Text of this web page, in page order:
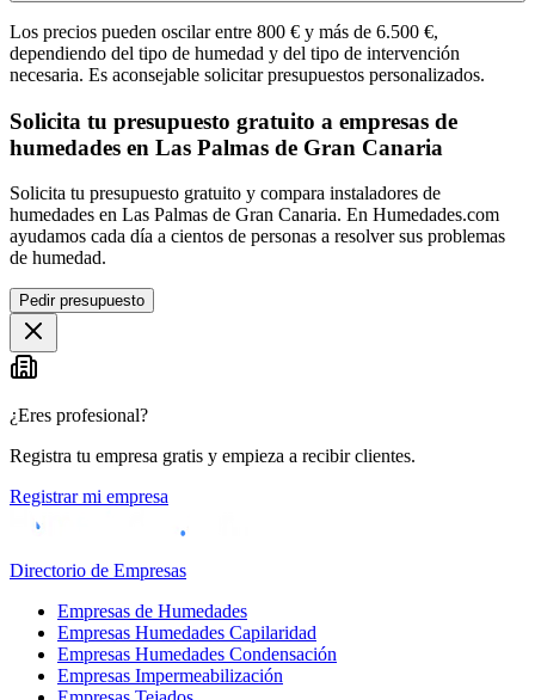
Los precios pueden oscilar entre 800 € y más de 6.500 €,
dependiendo del tipo de humedad y del tipo de intervención
necesaria. Es aconsejable solicitar presupuestos personalizados.
Solicita tu presupuesto gratuito a empresas de
humedades en Las Palmas de Gran Canaria
Solicita tu presupuesto gratuito y compara instaladores de
humedades en Las Palmas de Gran Canaria. En Humedades.com
ayudamos cada día a cientos de personas a resolver sus problemas
de humedad.
Pedir presupuesto
¿Eres profesional?
Registra tu empresa gratis y empieza a recibir clientes.
Registrar mi empresa
Directorio de Empresas
Empresas de Humedades
Empresas Humedades Capilaridad
Empresas Humedades Condensación
Empresas Impermeabilización